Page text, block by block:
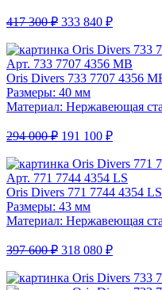
417 300 ₽ 333 840 ₽
Арт. 733 7707 4356 MB
Oris Divers 733 7707 4356
Размеры: 40 мм
Материал: Нержавеющая
294 000 ₽ 191 100 ₽
Арт. 771 7744 4354 LS
Oris Divers 771 7744 4354 LS
Размеры: 43 мм
Материал: Нержавеющая
397 600 ₽ 318 080 ₽